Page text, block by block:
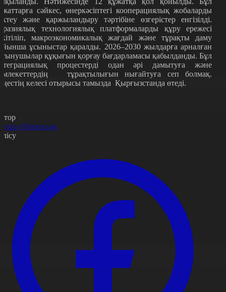
сәйкес, өнеркәсіптегі кооперациялық жобаларды
және қаржыландыру тәртібіне өзгерістер енгізілді.
технологиялық платформаларды құру ережесі
макроэкономикалық жағдай және тұрақты даму
ұсыныстар қаралды. 2026–2030 жылдарға арналған
құқығын қорғау бағдарламасы қабылданды. Бұл
процестерді одан әрі дамытуға және
тұрақтылығын нығайтуға сеп болмақ.
келесі отырысы тамызда Қырғызстанда өтеді.
Әбілқасым